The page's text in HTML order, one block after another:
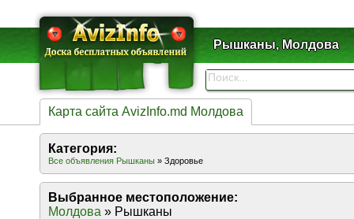
Рышканы, Молдова
Карта сайта AvizInfo.md Молдова
Категория:
Все объявления Рышканы » Здоровье
Выбранное местоположение:
Молдова » Рышканы